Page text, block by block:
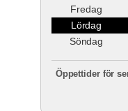
Fredag
Lördag
Söndag
Öppettider för